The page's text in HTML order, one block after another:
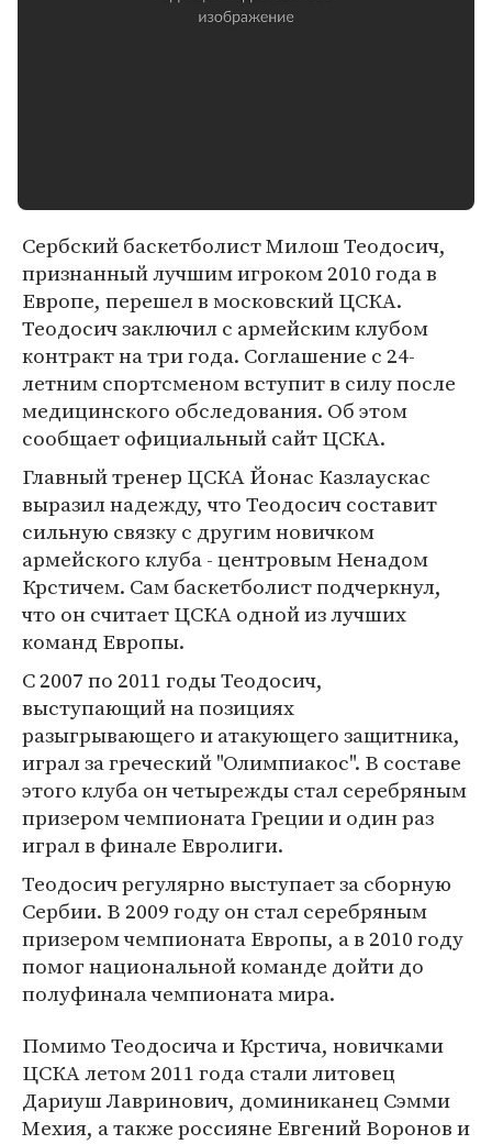
Сербский баскетболист Милош Теодосич,
признанный лучшим игроком 2010 года в
Европе, перешел в московский ЦСКА.
Теодосич заключил с армейским клубом
контракт на три года. Соглашение с 24-
летним спортсменом вступит в силу после
медицинского обследования. Об этом
сообщает официальный сайт ЦСКА.
Главный тренер ЦСКА Йонас Казлаускас
выразил надежду, что Теодосич составит
сильную связку с другим новичком
армейского клуба - центровым Ненадом
Крстичем. Сам баскетболист подчеркнул,
что он считает ЦСКА одной из лучших
команд Европы.
С 2007 по 2011 годы Теодосич,
выступающий на позициях
разыгрывающего и атакующего защитника,
играл за греческий "Олимпиакос". В составе
этого клуба он четырежды стал серебряным
призером чемпионата Греции и один раз
играл в финале Евролиги.
Теодосич регулярно выступает за сборную
Сербии. В 2009 году он стал серебряным
призером чемпионата Европы, а в 2010 году
помог национальной команде дойти до
полуфинала чемпионата мира.
Помимо Теодосича и Крстича, новичками
ЦСКА летом 2011 года стали литовец
Дариуш Лавринович, доминиканец Сэмми
Мехия, а также россияне Евгений Воронов и